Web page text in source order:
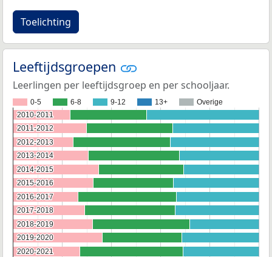
Toelichting
Leeftijdsgroepen
Leerlingen per leeftijdsgroep en per schooljaar.
0-5 6-8 9-12 13+ Overige
2010-2011
2010-2011
2011-2012
2011-2012
2012-2013
2012-2013
2013-2014
2013-2014
2014-2015
2014-2015
2015-2016
2015-2016
2016-2017
2016-2017
2017-2018
2017-2018
2018-2019
2018-2019
2019-2020
2019-2020
2020-2021
2020-2021